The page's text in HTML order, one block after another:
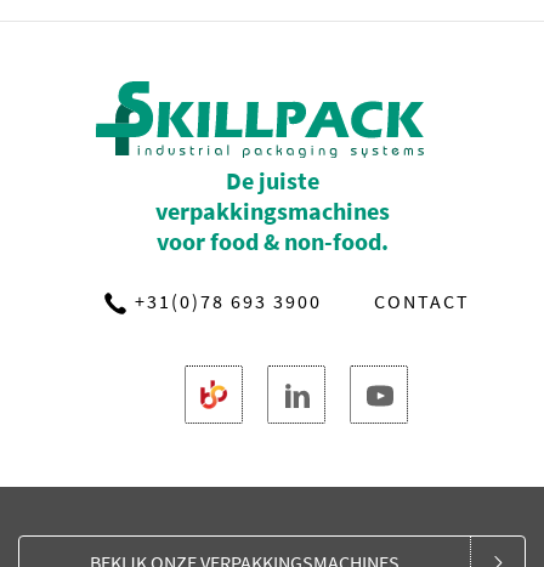
De juiste
verpakkingsmachines
voor food & non-food.
+31(0)78 693 3900 CONTACT